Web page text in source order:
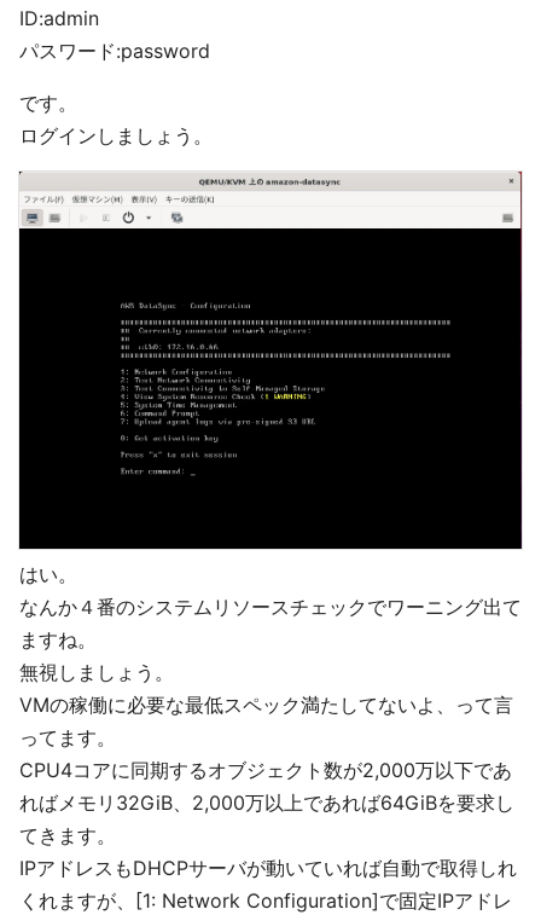
ID:admin
パスワード:password
です。
ログインしましょう。
はい。
なんか４番のシステムリソースチェックでワーニング出て
ますね。
無視しましょう。
VMの稼働に必要な最低スペック満たしてないよ、って言
ってます。
CPU4コアに同期するオブジェクト数が2,000万以下であ
ればメモリ32GiB、2,000万以上であれば64GiBを要求し
てきます。
IPアドレスもDHCPサーバが動いていれば自動で取得しれ
くれますが、[1: Network Configuration]で固定IPアドレ